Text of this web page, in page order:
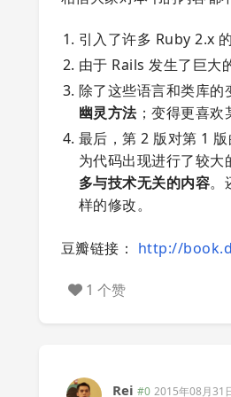
引入了许多 Ruby 2.x
由于 Rails 发生了巨大
除了这些语言和类库
幽灵方法；变得更喜欢
最后，第 2 版对第 1
为代码出现进行了较大
多与技术无关的内容。
样的修改。
豆瓣链接： http://
1 个赞
Rei #0 2015年08月31